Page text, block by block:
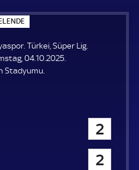
P
E
L
E
N
Türkei, Süper Lig.
04.10.2025.
Stadyumu.
2
2